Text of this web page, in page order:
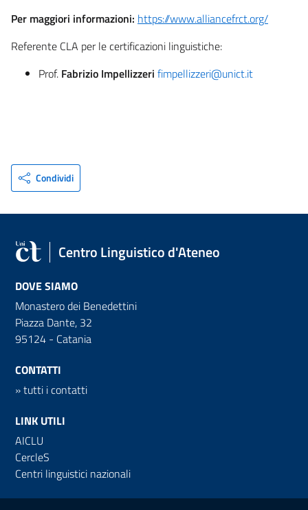
Per maggiori informazioni: https://www.alliancefrct.org/
Referente CLA per le certificazioni linguistiche:
Prof. Fabrizio Impellizzeri fimpellizzeri@unict.it
Condividi
Centro Linguistico d'Ateneo
DOVE SIAMO
Monastero dei Benedettini
Piazza Dante, 32
95124 - Catania
CONTATTI
»tutti i contatti
LINK UTILI
AICLU
CercleS
Centri linguistici nazionali